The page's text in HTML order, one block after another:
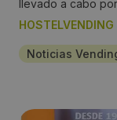
llevado a cabo
HOSTELVENDING
Noticias